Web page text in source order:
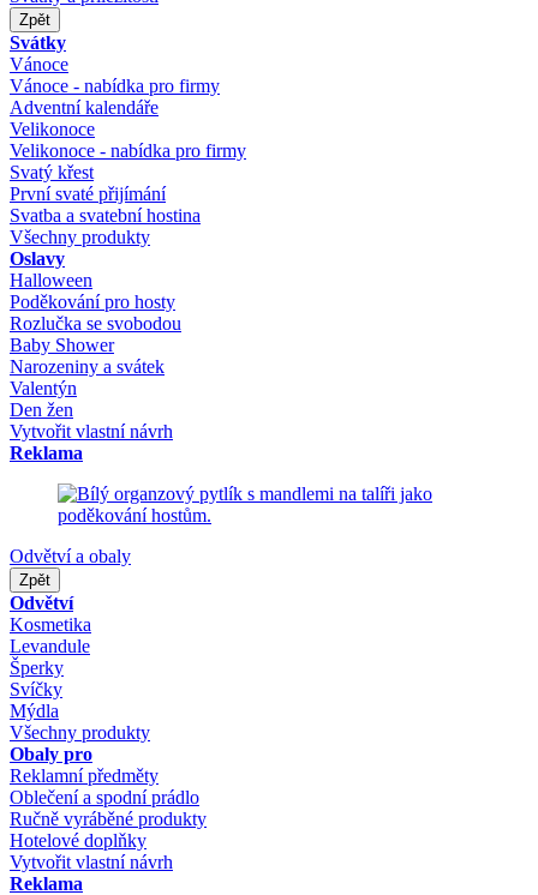
Zpět
Svátky
Vánoce
Vánoce - nabídka pro firmy
Adventní kalendáře
Velikonoce
Velikonoce - nabídka pro firmy
Svatý křest
První svaté přijímání
Svatba a svatební hostina
Všechny produkty
Oslavy
Halloween
Poděkování pro hosty
Rozlučka se svobodou
Baby Shower
Narozeniny a svátek
Valentýn
Den žen
Vytvořit vlastní návrh
Reklama
Odvětví a obaly
Zpět
Odvětví
Kosmetika
Levandule
Šperky
Svíčky
Mýdla
Všechny produkty
Obaly pro
Reklamní předměty
Oblečení a spodní prádlo
Ručně vyráběné produkty
Hotelové doplňky
Vytvořit vlastní návrh
Reklama